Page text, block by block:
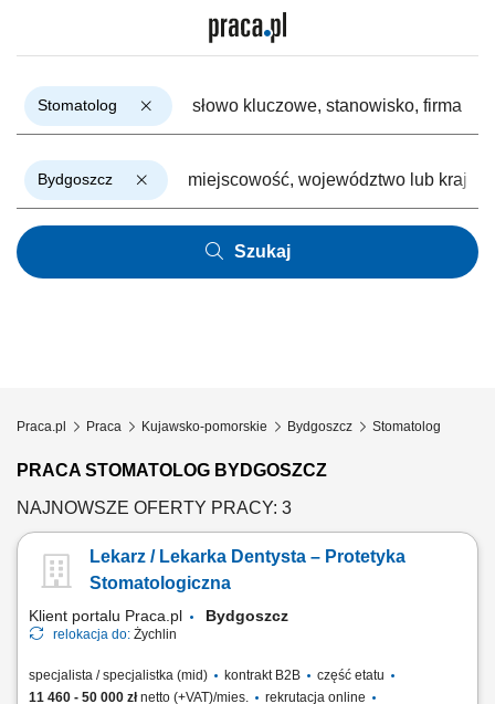
Stomatolog
Bydgoszcz
Szukaj
Praca.pl Praca Kujawsko-pomorskie Bydgoszcz Stomatolog
PRACA STOMATOLOG BYDGOSZCZ
NAJNOWSZE OFERTY PRACY: 3
Lekarz / Lekarka Dentysta – Protetyka
Stomatologiczna
Klient portalu Praca.pl Bydgoszcz
relokacja do: Żychlin
specjalista / specjalistka (mid) kontrakt B2B
część etatu
11 460 - 50 000 złnetto (+VAT)/mies.
rekrutacja online